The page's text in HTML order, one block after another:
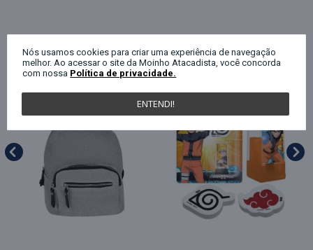
QUEM COMPROU ESTE PRODUTO,
Nós usamos cookies para criar uma experiência de navegação
melhor. Ao acessar o site da Moinho Atacadista, você concorda
com nossa Política de privacidade.
ENTENDI!